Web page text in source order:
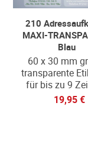
210
MAXI-
Blau
60 x 30 mm
transparente
für bis zu 9
19,95 €